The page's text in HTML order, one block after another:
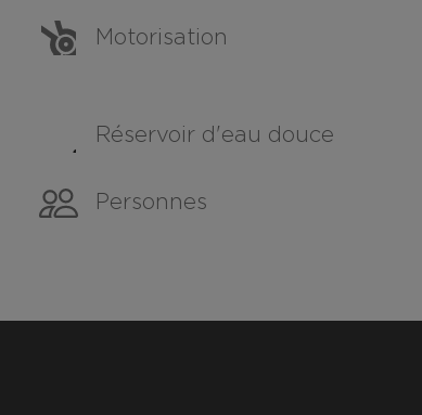
Motorisation
Réservoir d'eau douce
Personnes